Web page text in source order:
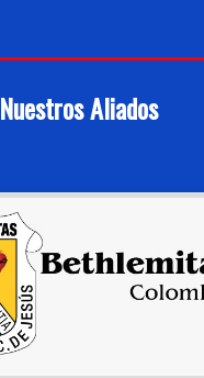
Nuestros Aliados